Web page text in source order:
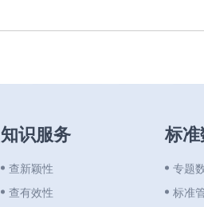
知识服务
查新颖性
查有效性
标
专题
标准